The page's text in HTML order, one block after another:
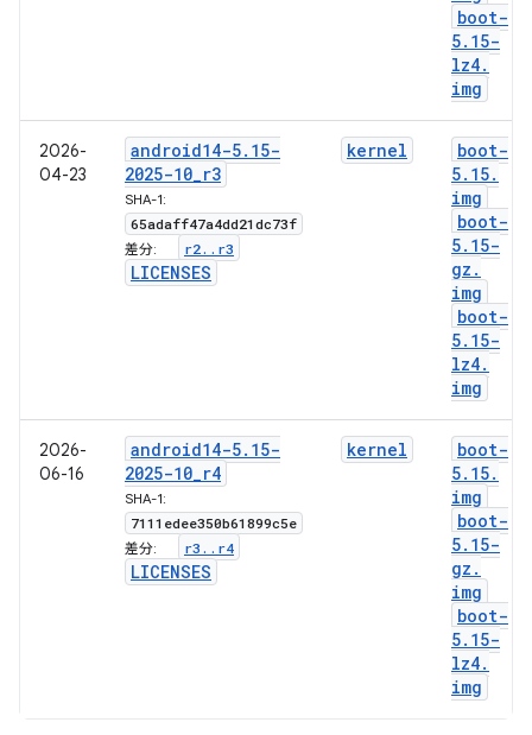
boot-
5. 15-
lz4.
img
2026-
04-23
android14-5. 15-
2025-10_r3
SHA-1:
65adaff47a4dd21dc73f
差分: r2. . r3
LICENSES
kernel
boot-
5. 15.
img
boot-
5. 15-
gz .
img
boot-
5. 15-
lz4.
img
2026-
06-16
android14-5. 15-
2025-10_r4
SHA-1:
7111edee350b61899c5e
差分: r3 . . r4
LICENSES
kernel
boot-
5. 15.
img
boot-
5. 15-
gz .
img
boot-
5. 15-
lz4.
img